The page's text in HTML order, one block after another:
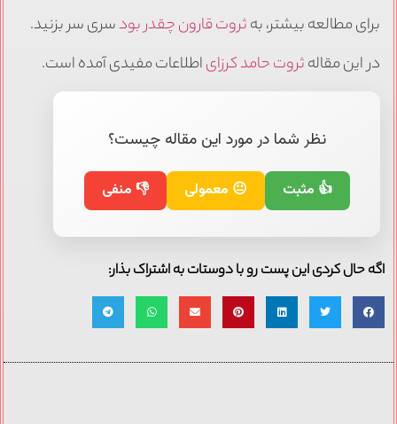
برای مطالعه بیشتر، بهثروت قارون چقدر بودسری سر بزنید.
در این مقالهثروت حامد کرزایاطلاعات مفیدی آمده است.
نظر شما در مورد این مقاله چیست؟
👍 مثبت 😐 معمولی 👎 منفی
اگه حال کردی این پست رو با دوستات به اشتراک بذار: